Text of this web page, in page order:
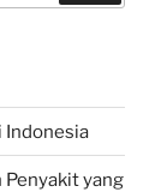
Indonesia
Penyakit yang